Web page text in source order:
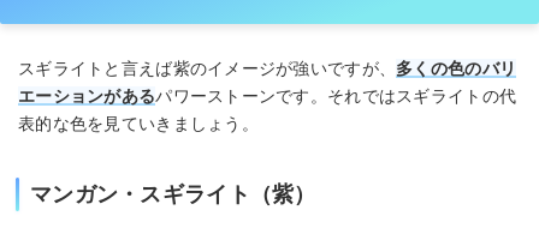
スギライトと言えば紫のイメージが強いですが、 多くの色のバリ
エーションがあるパワーストーンです。それではスギライトの代
表的な色を見ていきましょう。
マンガン・スギライト（紫）